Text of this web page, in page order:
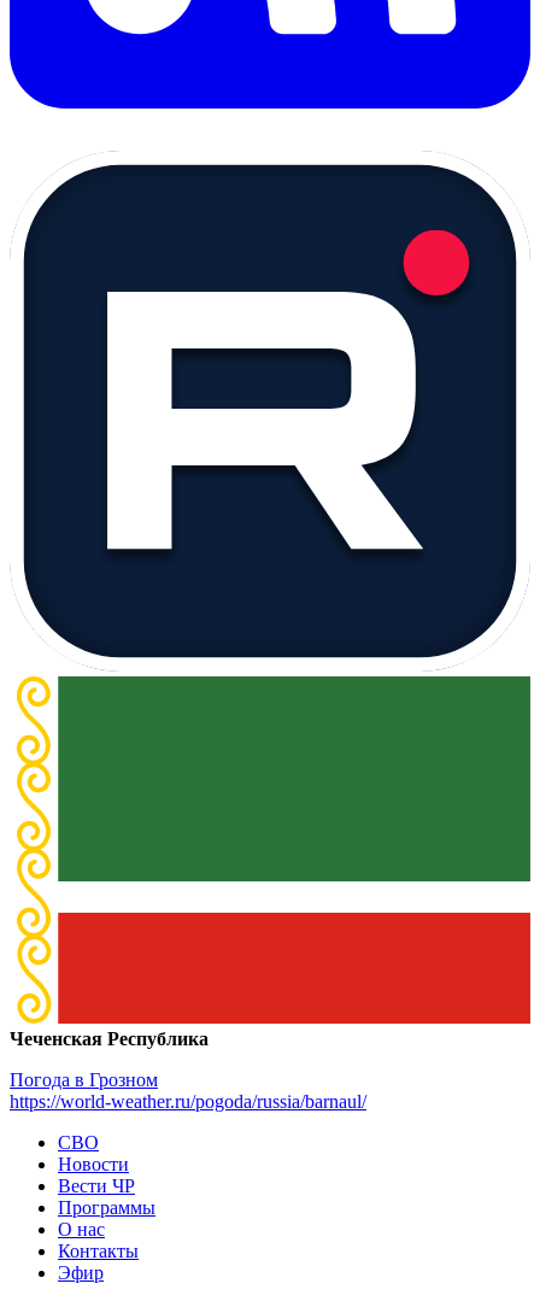
Чеченская Республика
Погода в Грозном
https://world-weather.ru/pogoda/russia/barnaul/
СВО
Новости
Вести ЧР
Программы
О нас
Контакты
Эфир